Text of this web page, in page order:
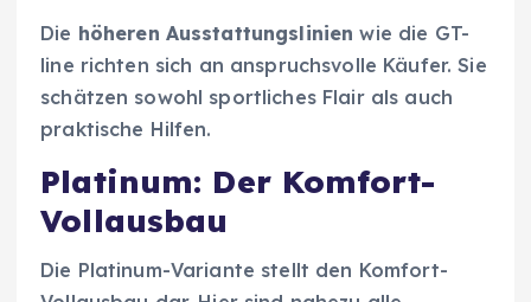
Die höheren Ausstattungslinien wie die GT-
line richten sich an anspruchsvolle Käufer. Sie
schätzen sowohl sportliches Flair als auch
praktische Hilfen.
Platinum: Der Komfort-
Vollausbau
Die Platinum-Variante stellt den Komfort-